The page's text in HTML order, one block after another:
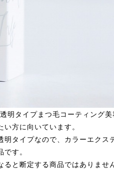
明タイプまつ毛コーティング美
方に向いています。
タイプなので、カラーエクス
す。
と断定する商品ではありませ